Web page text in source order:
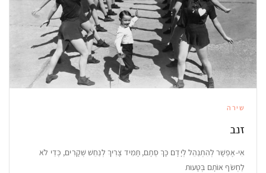
שירה
זנב
אִי-אֶפְשָׁר לְהִתְנַהֵל לְיָדָם כָּךְ סְתָם, תָּמִיד צָרִיךְ לְנַחֵשׁ שְּׁקָרִים, כְּדֵי לֹא
לַחְשֹׂף אוֹתָם בְּטָעוּת